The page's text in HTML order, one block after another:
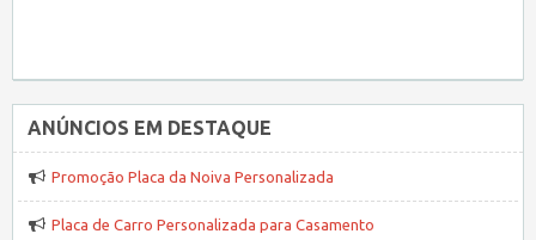
ANÚNCIOS EM DESTAQUE
Promoção Placa da Noiva Personalizada
Placa de Carro Personalizada para Casamento